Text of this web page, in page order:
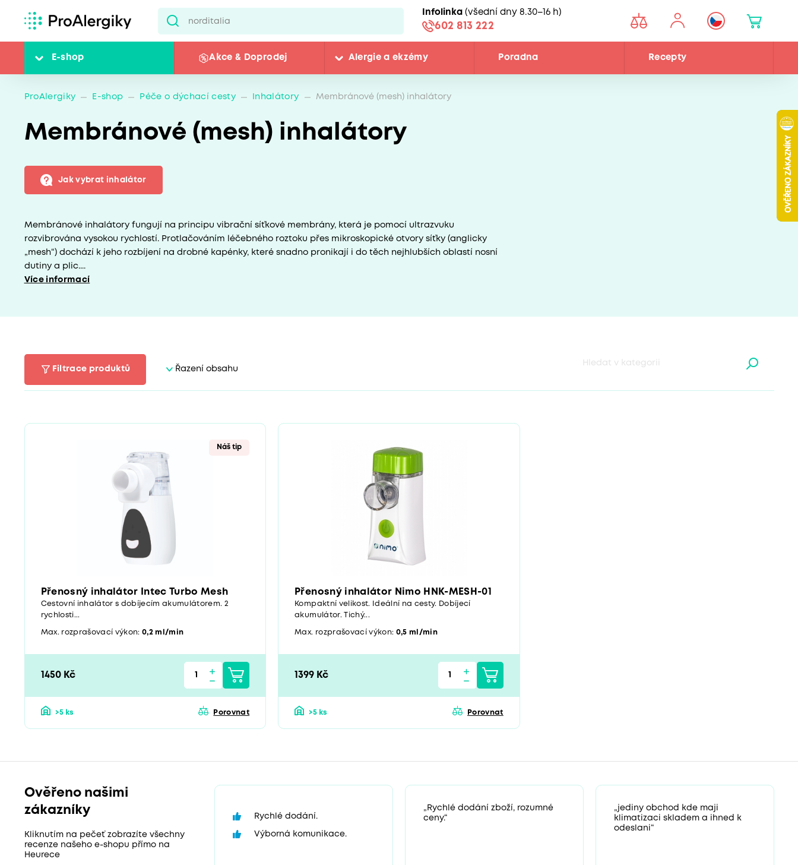
Infolinka (všední dny 8.30–16 h)
602 813 222
E-shop Akce & Doprodej Alergie a ekzémy Poradna Recepty
ProAlergiky E-shop Péče o dýchací cesty Inhalátory Membránové (mesh) inhalátory
Membránové (mesh) inhalátory
Jak vybrat inhalátor
Membránové inhalátory fungují na principu vibrační síťkové membrány, která je pomocí ultrazvuku
rozvibrována vysokou rychlostí. Protlačováním léčebného roztoku přes mikroskopické otvory síťky (anglicky
„mesh“) dochází k jeho rozbíjení na drobné kapénky, které snadno pronikají i do těch nejhlubších oblastí nosní
dutiny a plic....
Více informací
Filtrace produktů Řazení obsahu
Náš tip
Přenosný inhalátor Intec Turbo Mesh
Cestovní inhalátor s dobíjecím akumulátorem. 2
rychlosti...
Max. rozprašovací výkon: 0,2 ml/min
1450 Kč
>5 ks Porovnat
Přenosný inhalátor Nimo HNK-MESH-01
Kompaktní velikost. Ideální na cesty. Dobíjecí
akumulátor. Tichý...
Max. rozprašovací výkon: 0,5 ml/min
1399 Kč
>5 ks Porovnat
Ověřeno našimi
zákazníky
Kliknutím na pečeť zobrazíte všechny
recenze našeho e-shopu přímo na
Heurece
Rychlé dodání.
Výborná komunikace.
„Rychlé dodání zboží, rozumné
ceny.“
„jediny obchod kde maji
klimatizaci skladem a ihned k
odeslani“